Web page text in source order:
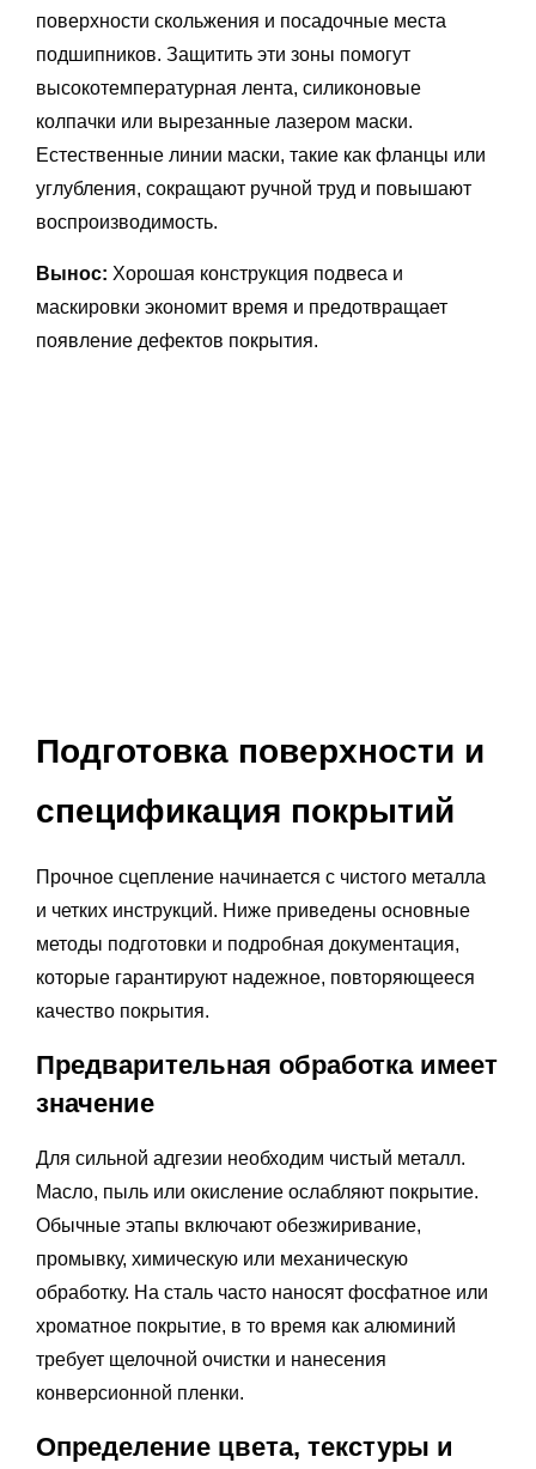
поверхности скольжения и посадочные места
подшипников. Защитить эти зоны помогут
высокотемпературная лента, силиконовые
колпачки или вырезанные лазером маски.
Естественные линии маски, такие как фланцы или
углубления, сокращают ручной труд и повышают
воспроизводимость.
Вынос: Хорошая конструкция подвеса и
маскировки экономит время и предотвращает
появление дефектов покрытия.
Подготовка поверхности и
спецификация покрытий
Прочное сцепление начинается с чистого металла
и четких инструкций. Ниже приведены основные
методы подготовки и подробная документация,
которые гарантируют надежное, повторяющееся
качество покрытия.
Предварительная обработка имеет
значение
Для сильной адгезии необходим чистый металл.
Масло, пыль или окисление ослабляют покрытие.
Обычные этапы включают обезжиривание,
промывку, химическую или механическую
обработку. На сталь часто наносят фосфатное или
хроматное покрытие, в то время как алюминий
требует щелочной очистки и нанесения
конверсионной пленки.
Определение цвета, текстуры и